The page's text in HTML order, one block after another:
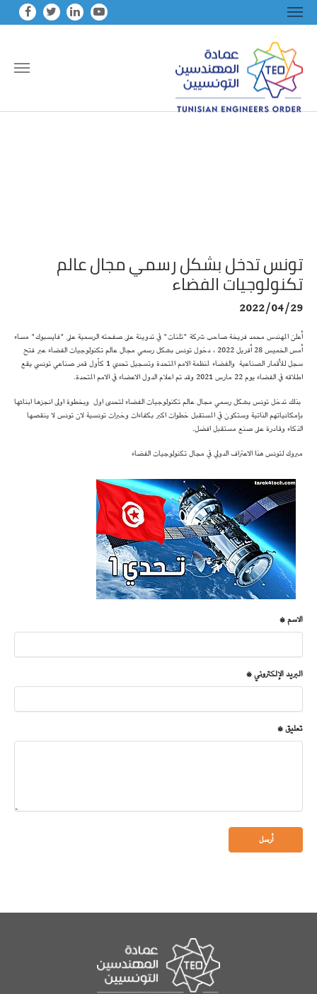
تونس تدخل بشكل رسمي مجال عالم
تكنولوجيات الفضاء
2022/04/29
أعلن المهندس محمد فريخة صاحب شركة "تلنات" في تدوينة على صفحته الرسمية على "فايسبوك" مساء
أمس الخميس 28 أفريل 2022 ، دخول تونس بشكل رسمي مجال عالم تكنولوجيات الفضاء عبر فتح
سجل للأقمار الصناعية والفضاء لمنظمة الامم المتحدة وتسجيل تحدي 1 كأول قمر صناعي تونسي يقع
اطلاقه في الفضاء يوم 22 مارس 2021 وقد تم اعلام الدول الاعضاء في الامم المتحدة.
بذلك تدخل تونس بشكل رسمي مجال عالم تكنولوجيات الفضاء لتحدى اول وبخطوة اولى انجزها ابنائها
بإمكانياتهم الذاتية وستكون في المستقبل خطوات اكبر بكفاءات وخبرات تونسية لان تونس لا ينقصها
الذكاء وقادرة على صنع مستقبل افضل.
مبروك لتونس هذا الاعتراف الدولي في مجال تكنولوجيات الفضاء
الاسم *
البريد الإلكتروني *
تعليق *